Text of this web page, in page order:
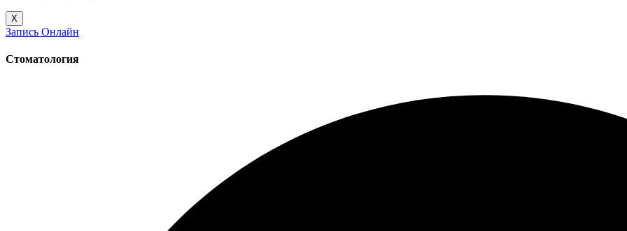
X
Запись Онлайн
Стоматология